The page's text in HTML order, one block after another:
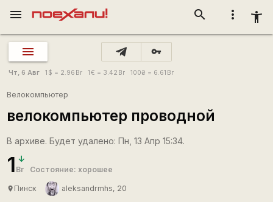
more_vert accessibility_new
search
menu
vpn_key
Чт, 6 Авг 1 $ = 2.96 Br 1€ = 3.42 Br 100₴ = 6.61 Br
Велокомпьютер
велокомпьютер проводной
В архиве. Будет удалено: Пн, 13 Апр 15:34.
1 Br Состояние: хорошее
place Пинск aleksandrmhs, 20